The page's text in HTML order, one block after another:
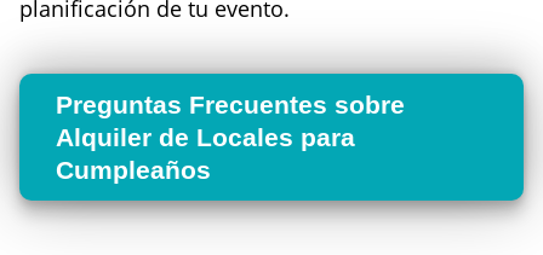
planificación de tu evento.
Preguntas Frecuentes sobre
Alquiler de Locales para
Cumpleaños